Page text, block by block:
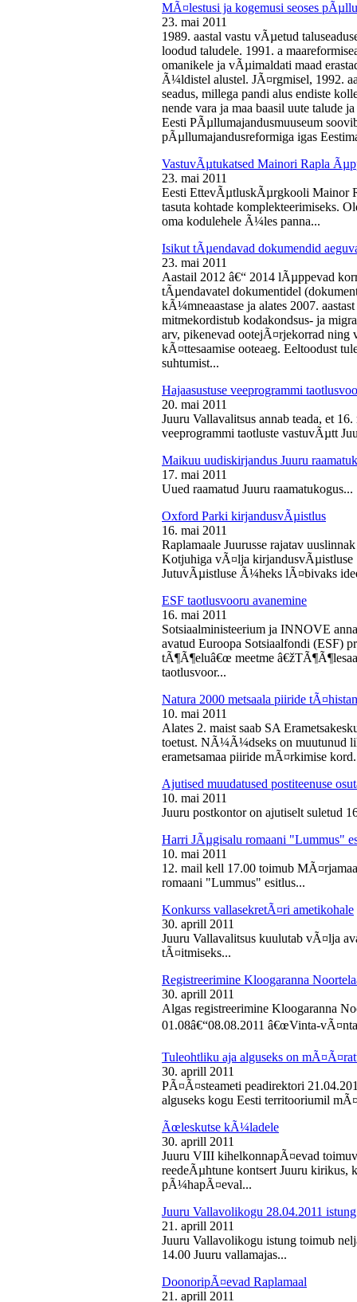
MÃ¤lestusi ja kogemusi seoses
23. mai 2011
1989. aastal vastu vÃµetud
loodud taludele. 1991. a
omanikele ja vÃµimaldati maad
Ã¼ldistel alustel. JÃ¤rgmisel, 1992.
seadus, millega pandi alus endiste
nende vara ja maa baasil uute talude
Eesti PÃµllumajandusmuuseum
pÃµllumajandusreformiga igas
VastuvÃµtukatsed Mainori Rapla
23. mai 2011
Eesti EttevÃµtluskÃµrgkooli Mainor
tasuta kohtade komplekteerimiseks.
oma kodulehele Ã¼les panna...
Isikut tÃµendavad dokumendid
23. mai 2011
Aastail 2012 â€“ 2014 lÃµppevad
tÃµendavatel dokumentidel
kÃ¼mneaastase ja alates 2007.
mitmekordistub kodakondsus- ja
arv, pikenevad ootejÃ¤rjekorrad ning
kÃ¤ttesaamise ooteaeg. Eeltoodust
suhtumist...
Hajaasustuse veeprogrammi
20. mai 2011
Juuru Vallavalitsus annab teada, et
veeprogrammi taotluste vastuvÃµtt
Maikuu uudiskirjandus Juuru
17. mai 2011
Uued raamatud Juuru raamatukogus...
Oxford Parki kirjandusvÃµistlus
16. mai 2011
Raplamaale Juurusse rajatav
Kotjuhiga vÃ¤lja
JutuvÃµistluse Ã¼heks lÃ¤bivaks
ESF taotlusvooru avanemine
16. mai 2011
Sotsiaalministeerium ja INNOVE
avatud Euroopa Sotsiaalfondi (ESF)
tÃ¶Ã¶eluâ€œ meetme
taotlusvoor...
Natura 2000 metsaala piiride
10. mai 2011
Alates 2. maist saab SA
toetust. NÃ¼Ã¼dseks on muutunud
erametsamaa piiride mÃ¤rkimise
Ajutised muudatused postiteenuse
10. mai 2011
Juuru postkontor on ajutiselt suletud
Harri JÃµgisalu romaani "Lummus"
10. mai 2011
12. mail kell 17.00 toimub
romaani "Lummus" esitlus...
Konkurss vallasekretÃ¤ri ametikohale
30. aprill 2011
Juuru Vallavalitsus kuulutab vÃ¤lja
tÃ¤itmiseks...
Registreerimine Kloogaranna
30. aprill 2011
Algas registreerimine Kloogaranna
01.08â€“08.08.2011 â€œVinta-
Tuleohtliku aja alguseks on
30. aprill 2011
PÃ¤Ã¤steameti peadirektori
alguseks kogu Eesti territooriumil
Ãœleskutse kÃ¼ladele
30. aprill 2011
Juuru VIII kihelkonnapÃ¤evad
reedeÃµhtune kontsert Juuru
pÃ¼hapÃ¤eval...
Juuru Vallavolikogu 28.04.2011 istung
21. aprill 2011
Juuru Vallavolikogu istung toimub
14.00 Juuru vallamajas...
DoonoripÃ¤evad Raplamaal
21. aprill 2011